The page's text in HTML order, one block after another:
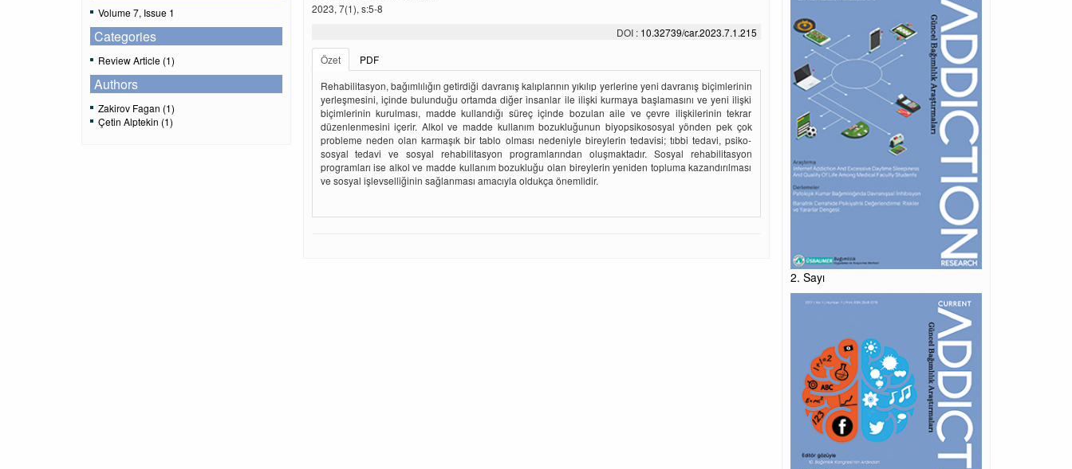
Volume 7, Issue 1
Categories
Review Article (1)
Authors
Zakirov Fagan (1)
Çetin Alptekin (1)
2023, 7(1), s:5-8
DOI : 10.32739/car.2023.7.1.215
Özet
PDF
Rehabilitasyon, bağımlılığın getirdiği davranış kalıplarının yıkılıp yerlerine yeni davranış biçimlerinin
yerleşmesini, içinde bulunduğu ortamda diğer insanlar ile ilişki kurmaya başlamasını ve yeni ilişki
biçimlerinin kurulması, madde kullandığı süreç içinde bozulan aile ve çevre ilişkilerinin tekrar
düzenlenmesini içerir. Alkol ve madde kullanım bozukluğunun biyopsikososyal yönden pek çok
probleme neden olan karmaşık bir tablo olması nedeniyle bireylerin tedavisi; tıbbi tedavi, psiko-
sosyal tedavi ve sosyal rehabilitasyon programlarından oluşmaktadır. Sosyal rehabilitasyon
programları ise alkol ve madde kullanım bozukluğu olan bireylerin yeniden topluma kazandırılması
ve sosyal işlevselliğinin sağlanması amacıyla oldukça önemlidir.
2. Sayı